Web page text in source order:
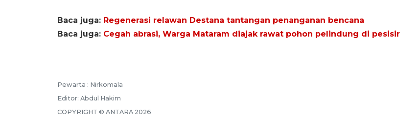
Baca juga: Regenerasi relawan Destana tantangan penanganan bencana
Baca juga: Cegah abrasi, Warga Mataram diajak rawat pohon pelindung di pesisir
Pewarta : Nirkomala
Editor: Abdul Hakim
COPYRIGHT © ANTARA 2026